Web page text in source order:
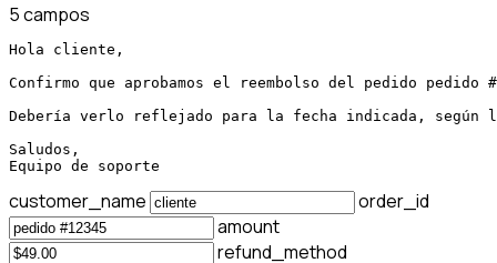
5 campos
Hola cliente,
Confirmo que aprobamos el reembolso del pedido
Debería verlo reflejado para la fecha indicada, según
Saludos,
Equipo de soporte
customer_name
order_id
amount
refund_method